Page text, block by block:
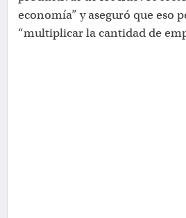
economía” y aseguró que eso
“multiplicar la cantidad de